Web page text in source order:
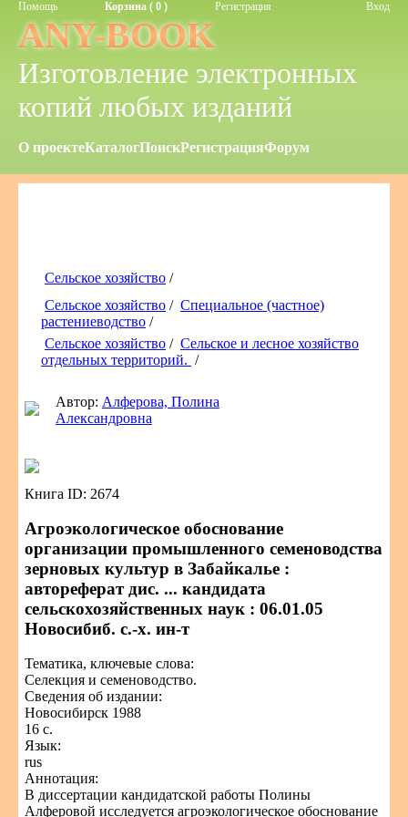
Помощь Корзина ( 0 ) Регистрация Вход
ANY-BOOK
Изготовление электронных
копий любых изданий
О проектеКаталогПоискРегистрацияФорум
Сельское хозяйство /
Сельское хозяйство / Специальное (частное)
растениеводство /
Сельское хозяйство / Сельское и лесное хозяйство
отдельных территорий. /
Автор: Алферова, Полина
Александровна
Книга ID: 2674
Агроэкологическое обоснование
организации промышленного семеноводства
зерновых культур в Забайкалье :
автореферат дис. ... кандидата
сельскохозяйственных наук : 06.01.05
Новосибиб. с.-х. ин-т
Тематика, ключевые слова:
Селекция и семеноводство.
Сведения об издании:
Новосибирск 1988
16 с.
Язык:
rus
Аннотация:
В диссертации кандидатской работы Полины
Алферовой исследуется агроэкологическое обоснование